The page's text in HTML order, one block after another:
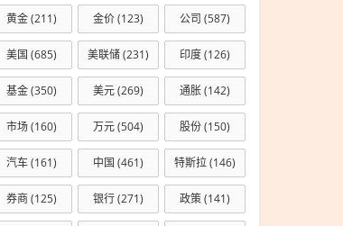
黄金(211) 金价(123) 公司 (587)
美国 (685) 美联储(231) 印度(126)
基金(350) 美元(269) 通胀(142)
市场(160) 万元(504) 股份(150)
汽车(161) 中国 (461) 特斯拉(146)
券商(125) 银行(271) 政策(141)